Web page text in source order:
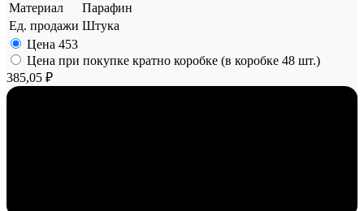
Материал
Парафин
Ед. продажи Штука
Цена 453
Цена при покупке кратно коробке (в коробке 48 шт.)
385,05 ₽